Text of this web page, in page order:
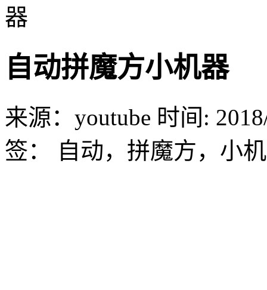
器
自动拼魔方小机器
来源：youtube 时间:
签：
自动，拼魔方，小